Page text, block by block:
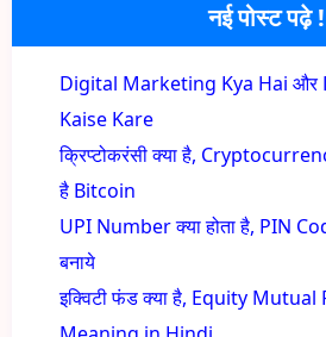
नई पोस्ट पढ़े !
Digital Marketing Kya Hai
Kaise Kare
क्रिप्टोकरंसी क्या है,
है Bitcoin
UPI Number क्या होता है, PIN
बनाये
इक्विटी फंड क्या है, Equity Mutual